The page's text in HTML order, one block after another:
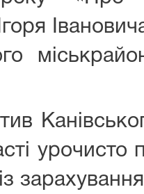
урочисто
із